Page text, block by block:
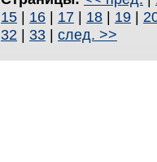
15 | 16 | 17 | 18 | 19 |
32 | 33 | след. >>